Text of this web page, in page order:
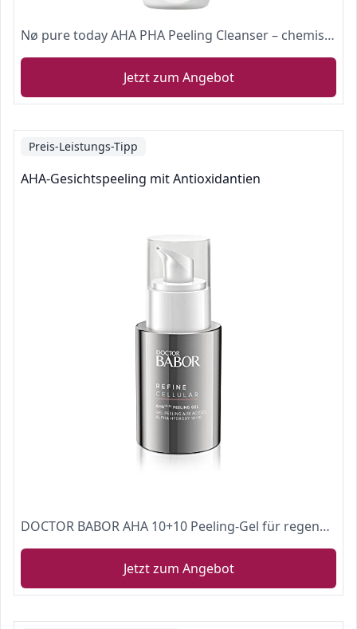
Nø pure today AHA PHA Peeling Cleanser – chemisches Gesichtspeeling gegen unreine Haut und Pickel – geeignet für empfindliche & fettige Haut - Peeling Gesicht für Mann & Frau, 125 ml
Jetzt zum Angebot
Preis-Leistungs-Tipp
AHA-Gesichtspeeling mit Antioxidantien
DOCTOR BABOR AHA 10+10 Peeling-Gel für regenerationsbedürftige Haut, Fruchtsäurepeeling für das Gesicht, Vegane Formel, Verfeinerte Poren, 1 x 50 ml
Jetzt zum Angebot